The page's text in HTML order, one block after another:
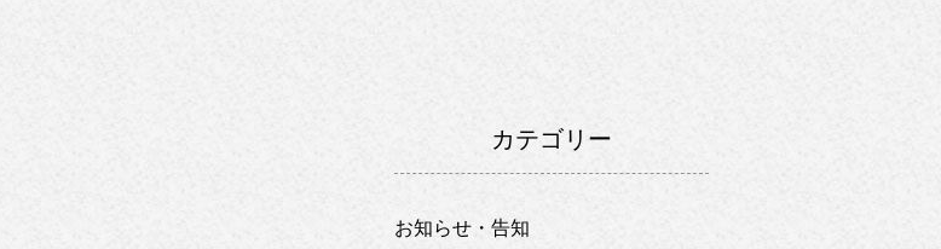
カテゴリー
お知らせ・告知